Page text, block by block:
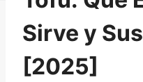
Sirve y
[2025]